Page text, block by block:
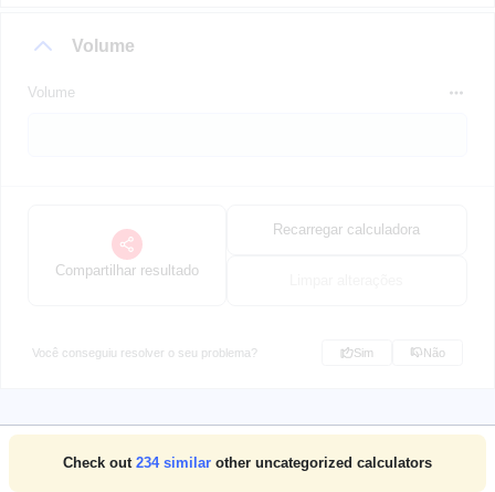
Volume
Volume
Compartilhar resultado
Recarregar calculadora
Você conseguiu resolver o seu problema? Sim Não
Check out 234similar other uncategorized calculators